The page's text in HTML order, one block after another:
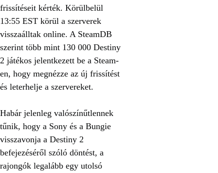
frissítéseit kérték. Körülbelül
13:55 EST körül a szerverek
visszaálltak online. A SteamDB
szerint több mint 130 000 Destiny
2 játékos jelentkezett be a Steam-
en, hogy megnézze az új frissítést
és leterhelje a szervereket.
Habár jelenleg valószínűtlennek
tűnik, hogy a Sony és a Bungie
visszavonja a Destiny 2
befejezéséről szóló döntést, a
rajongók legalább egy utolsó